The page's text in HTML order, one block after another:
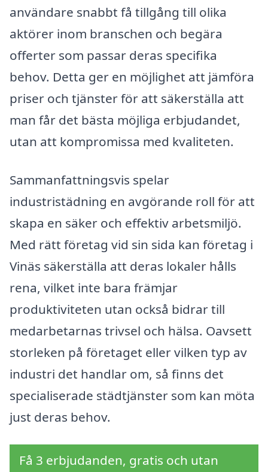
användare snabbt få tillgång till olika
aktörer inom branschen och begära
offerter som passar deras specifika
behov. Detta ger en möjlighet att jämföra
priser och tjänster för att säkerställa att
man får det bästa möjliga erbjudandet,
utan att kompromissa med kvaliteten.
Sammanfattningsvis spelar
industristädning en avgörande roll för att
skapa en säker och effektiv arbetsmiljö.
Med rätt företag vid sin sida kan företag i
Vinäs säkerställa att deras lokaler hålls
rena, vilket inte bara främjar
produktiviteten utan också bidrar till
medarbetarnas trivsel och hälsa. Oavsett
storleken på företaget eller vilken typ av
industri det handlar om, så finns det
specialiserade städtjänster som kan möta
just deras behov.
Få 3 erbjudanden, gratis och utan